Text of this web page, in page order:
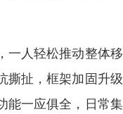
一人轻松推动整体
撕扯，框架加固升
能一应俱全，日常